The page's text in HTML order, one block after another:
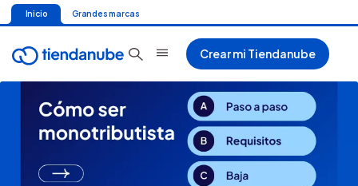
Inicio Grandes marcas
Crear mi Tiendanube